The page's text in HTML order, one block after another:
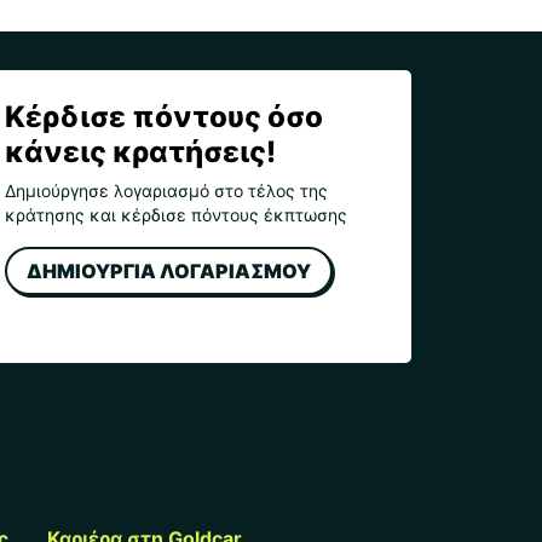
Κέρδισε πόντους όσο
κάνεις κρατήσεις!
Δημιούργησε λογαριασμό στο τέλος της
κράτησης και κέρδισε πόντους έκπτωσης
ΔΗΜΙΟΥΡΓΙΑ ΛΟΓΑΡΙΑΣΜΟΥ